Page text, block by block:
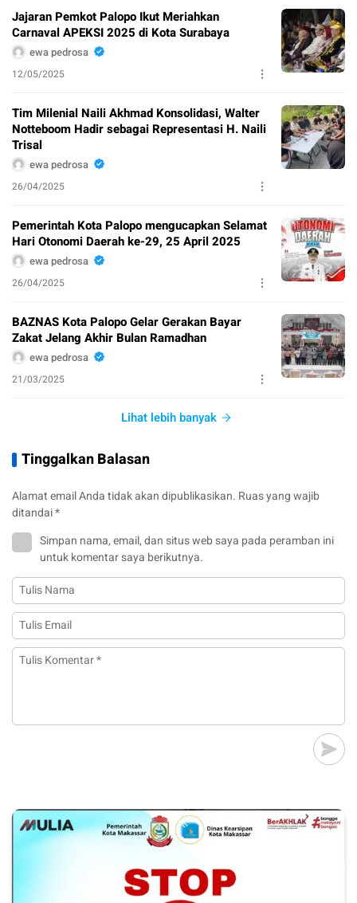
Jajaran Pemkot Palopo Ikut Meriahkan
Carnaval APEKSI 2025 di Kota Surabaya
ewa pedrosa
12/05/2025
Tim Milenial Naili Akhmad Konsolidasi, Walter
Notteboom Hadir sebagai Representasi H. Naili
Trisal
ewa pedrosa
26/04/2025
Pemerintah Kota Palopo mengucapkan Selamat
Hari Otonomi Daerah ke-29, 25 April 2025
ewa pedrosa
26/04/2025
BAZNAS Kota Palopo Gelar Gerakan Bayar
Zakat Jelang Akhir Bulan Ramadhan
ewa pedrosa
21/03/2025
Lihat lebih banyak
Tinggalkan Balasan
Alamat email Anda tidak akan dipublikasikan. Ruas yang wajib
ditandai*
Simpan nama, email, dan situs web saya pada peramban ini
untuk komentar saya berikutnya.